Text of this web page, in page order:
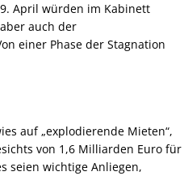
April würden im Kabinett
auch der
einer Phase der Stagnation
auf „explodierende Mieten“,
von 1,6 Milliarden Euro für
seien wichtige Anliegen,